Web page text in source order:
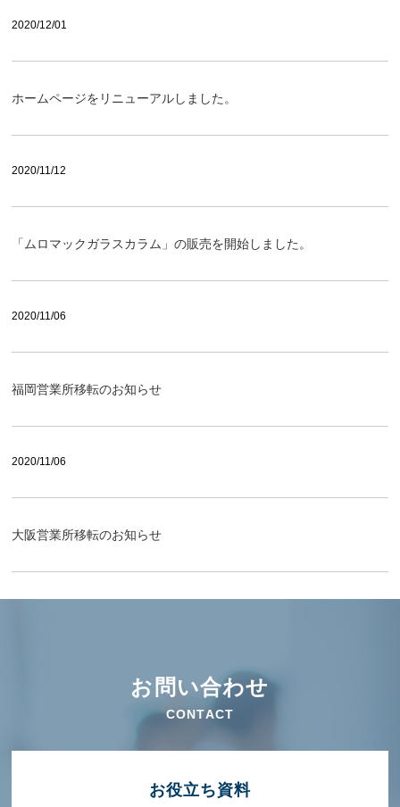
2020/12/01
ホームページをリニューアルしました。
2020/11/12
「ムロマックガラスカラム」の販売を開始しました。
2020/11/06
福岡営業所移転のお知らせ
2020/11/06
大阪営業所移転のお知らせ
お問い合わせ
CONTACT
お役⽴ち資料